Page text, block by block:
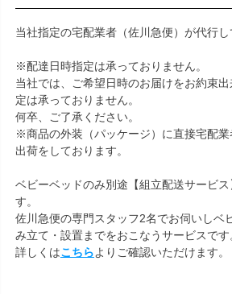
当社指定の宅配業者（佐川急便）が代行し
※配達日時指定は承っておりません。
当社では、ご希望日時のお届けをお約束
定は承っておりません。
何卒、ご了承ください。
※商品の外装（パッケージ）に直接宅配業
出荷をしております。
ベビーベッドのみ別途【組立配送サービ
す。
佐川急便の専門スタッフ2名でお伺いしベ
み立て・設置までをおこなうサービスです
詳しくはこちらよりご確認いただけます。